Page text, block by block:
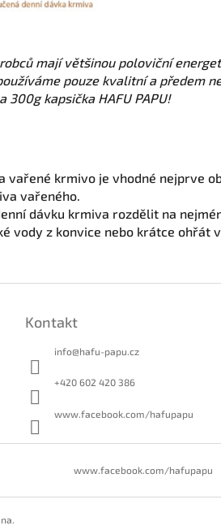
mají většinou poloviční
pouze kvalitní a předem
300g kapsička HAFU PAPU!
vařené krmivo je vhodné nejprve
denní dávku krmiva rozdělit
vody z konvice nebo krátce ohřát
Kontakt
info@hafu-papu.cz
+420 602 420 386
www.facebook.com/hafupapu
www.facebook.com/hafupapu